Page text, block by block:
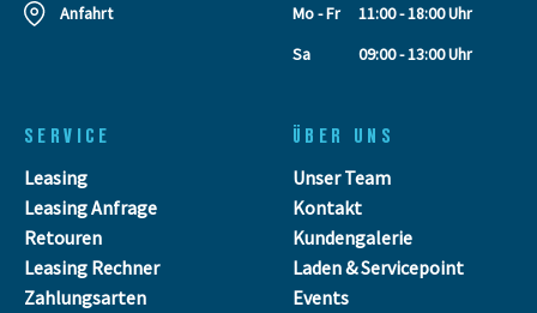
Anfahrt Mo - Fr
11:00 - 18:00 Uhr
Sa
09:00 - 13:00 Uhr
SERVICE
Leasing
Leasing Anfrage
Retouren
Leasing Rechner
Zahlungsarten
ÜBER UNS
Unser Team
Kontakt
Kundengalerie
Laden & Servicepoint
Events